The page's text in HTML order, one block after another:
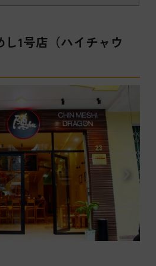
1号店（ハイチャウ